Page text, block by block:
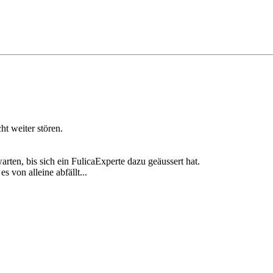
weiter stören.
bis sich ein FulicaExperte dazu geäussert hat.
von alleine abfällt...